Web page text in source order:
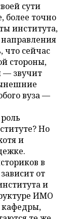
сути
более точно
института,
что сейчас
стороны,
— звучит
вуза —
Но
и
в
от
и
ИМО
кафедры,